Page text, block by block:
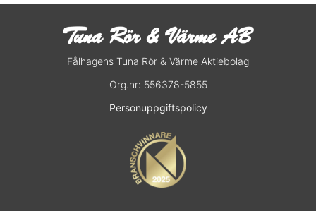
Fålhagens Tuna Rör & Värme Aktiebolag
Org.nr: 556378-5855
Personuppgiftspolicy